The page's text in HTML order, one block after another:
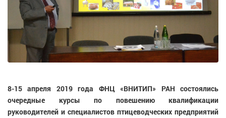
8-15 апреля 2019 года ФНЦ «ВНИТИП» РАН состоялись
очередные курсы по повешению квалификации
руководителей и специалистов птицеводческих предприятий